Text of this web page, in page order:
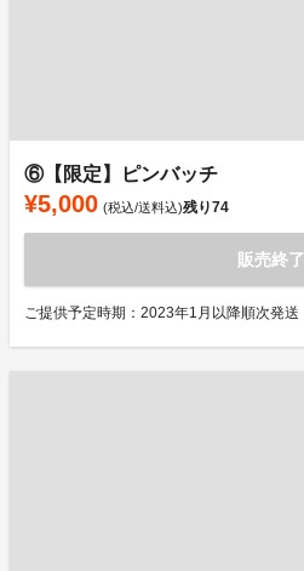
⑥【限定】ピンバッチ
¥5,000 (税込/送料込)残り74
販売終了
ご提供予定時期：2023年1月以降順次発送